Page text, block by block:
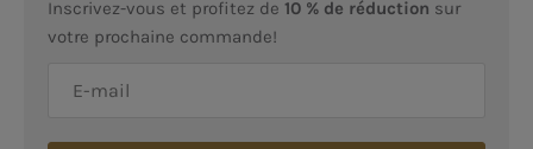
Inscrivez-vous et profitez de 10 % de réduction sur
votre prochaine commande!